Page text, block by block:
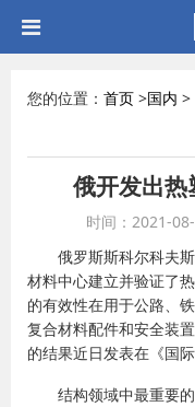
您的位置： 首页 >国内 >
俄开发出热
时间：2021-
俄罗斯斯科尔科夫
材料中心建立并验证了
的有效性在用于公路、
复合材料配件和安全装
的结果近日发表在《国
结构领域中最重要